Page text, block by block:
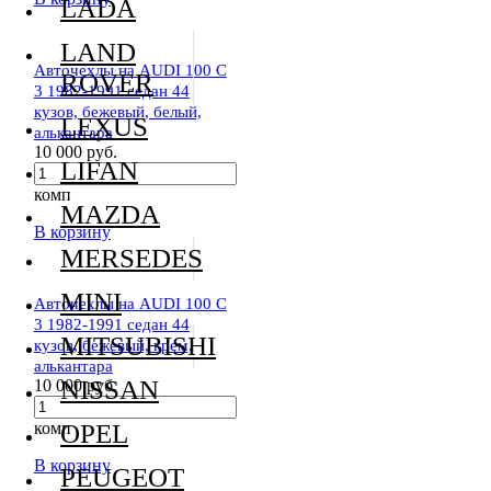
Авточехлы на AUDI 100 C
3 1982-1991 седан 44
кузов, бежевый, белый,
алькантара
10 000 руб.
комп
В корзину
Авточехлы на AUDI 100 C
3 1982-1991 седан 44
кузов, бежевый, крем,
алькантара
10 000 руб.
комп
В корзину
LADA
LAND
ROVER
LEXUS
LIFAN
MAZDA
MERSEDES
MINI
MITSUBISHI
NISSAN
OPEL
PEUGEOT